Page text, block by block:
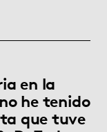
en la
he tenido
que tuve